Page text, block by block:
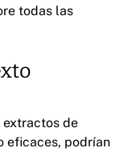
todas las
extractos de
eficaces, podrían